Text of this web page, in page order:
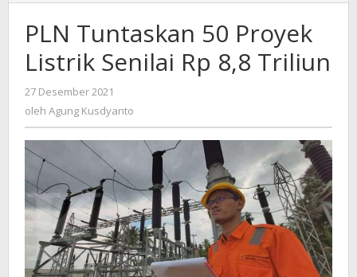
Proyek
Listrik
Senilai
PLN Tuntaskan 50 Proyek
Listrik Senilai Rp 8,8 Triliun
27 Desember 2021
Agung
oleh Agung Kusdyanto